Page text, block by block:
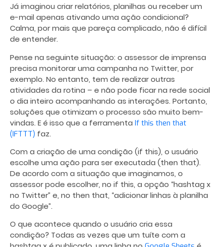
Já imaginou criar relatórios, planilhas ou receber um
e-mail apenas ativando uma ação condicional?
Calma, por mais que pareça complicado, não é difícil
de entender.
Pense na seguinte situação: o assessor de imprensa
precisa monitorar uma campanha no Twitter, por
exemplo. No entanto, tem de realizar outras
atividades da rotina – e não pode ficar na rede social
o dia inteiro acompanhando as interações. Portanto,
soluções que otimizam o processo são muito bem-
vindas. E é isso que a ferramenta If this then that
(IFTTT) faz.
Com a criação de uma condição (if this), o usuário
escolhe uma ação para ser executada (then that).
De acordo com a situação que imaginamos, o
assessor pode escolher, no if this, a opção “hashtag x
no Twitter” e, no then that, “adicionar linhas à planilha
do Google”.
O que acontece quando o usuário cria essa
condição? Todas as vezes que um tuíte com a